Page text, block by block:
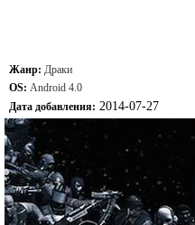
Жанр: Драки
OS: Android 4.0
Дата добавления: 2014-07-27